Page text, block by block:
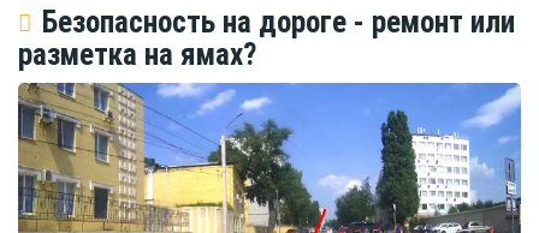
Безопасность на дороге - ремонт или
разметка на ямах?